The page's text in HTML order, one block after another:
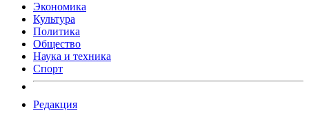
Экономика
Культура
Политика
Общество
Наука и техника
Спорт
Редакция